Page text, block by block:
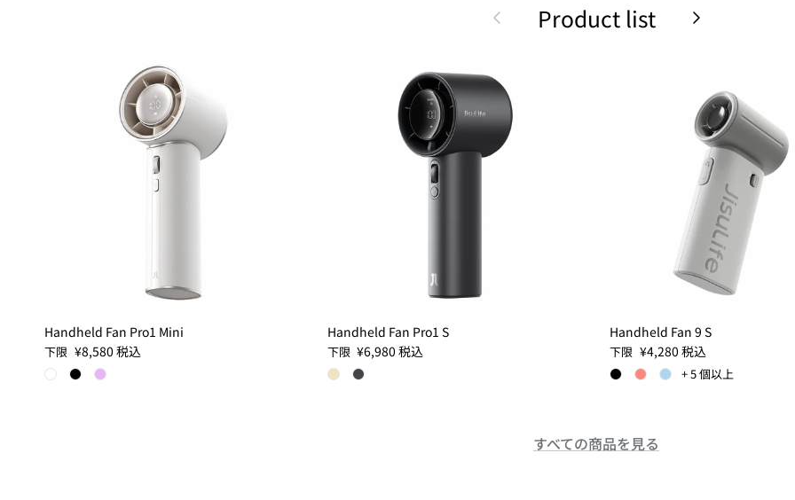
前 Product list 次
Handheld Fan Pro1 Mini
定価
下限 ¥8,580 税込
Handheld Fan Pro1 S
定価
下限 ¥6,980税込
Handheld Fan 9 S
定価
下限 ¥4,280 税込
+ 5 個以上
すべての商品を見る